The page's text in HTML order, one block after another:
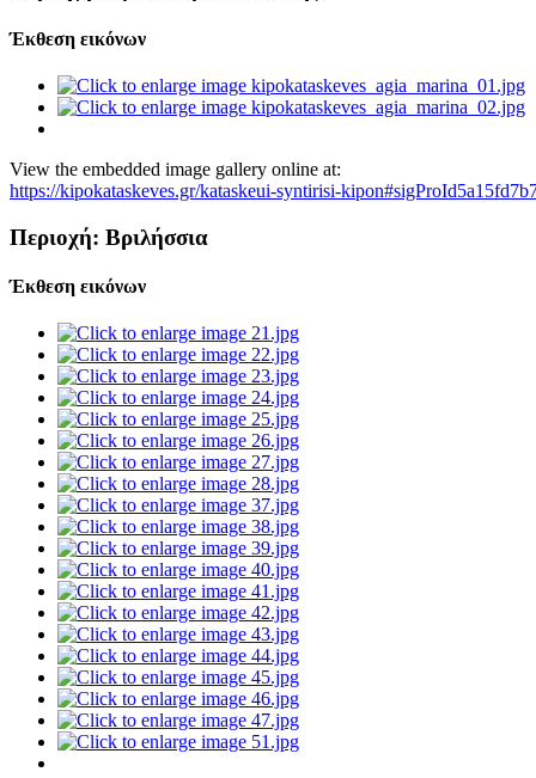
Έκθεση εικόνων
View the embedded image gallery online at:
https://kipokataskeves.gr/kataskeui-syntirisi-
Περιοχή: Βριλήσσια
Έκθεση εικόνων